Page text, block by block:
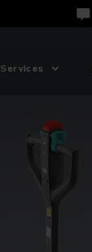
Services